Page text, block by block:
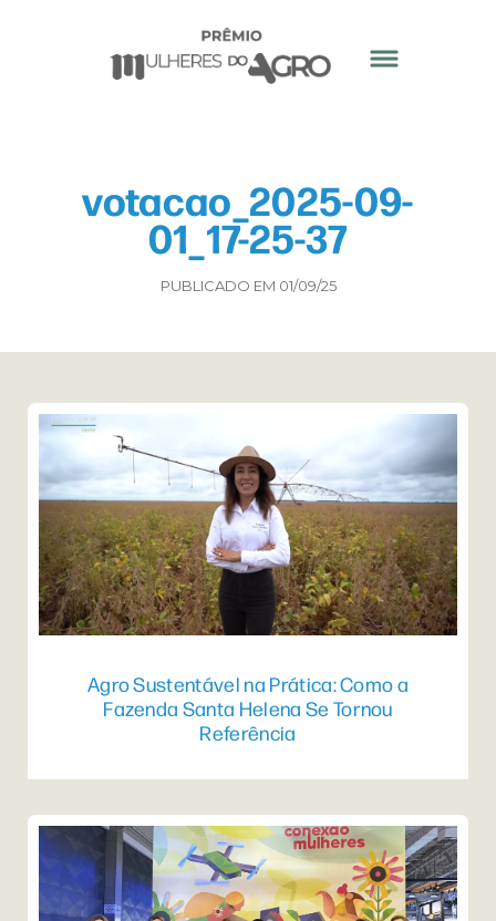
votacao_2025-09-
01_17-25-37
PUBLICADO EM 01/09/25
Agro Sustentável na Prática: Como a
Fazenda Santa Helena Se Tornou
Referência